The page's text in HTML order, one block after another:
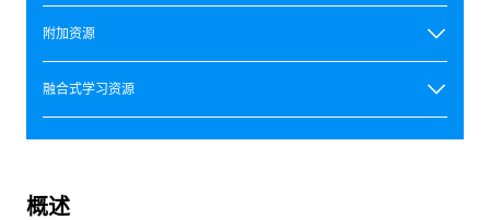
概述
附加资源
融合式学习资源